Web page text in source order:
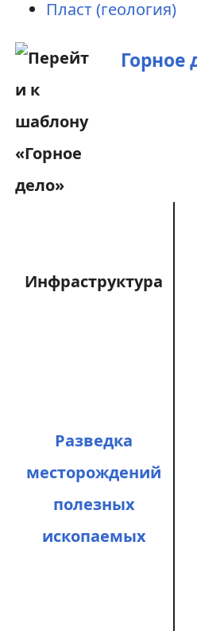
Пласт (геология)
Горное
Инфраструктура
Разведка
месторождений
полезных
ископаемых